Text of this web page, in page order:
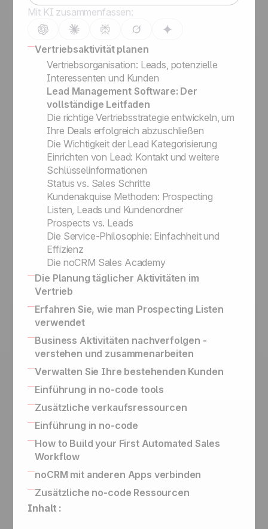
Mit KI zusammenfassen:
Vertriebsaktivität planen
Vertriebsorganisation: Leads, potenzielle
Interessenten und Kunden
Lead Management Software: Der
vollständige Leitfaden
Die richtige Vertriebsstrategie entwickeln, um
Ihre Deals erfolgreich abzuschließen
Die Wichtigkeit der Lead Kategorisierung
Einrichten von Lead: Kontakt und weitere
Schlüsselinformationen
Status vs. Sales Schritte
Kundenakquise Methoden: Prospecting
Listen, Leads und Kundenordner
Prospects vs. Leads
Die Service-Philosophie: Einfachheit und
Effizienz
Die noCRM Sales Academy
Die Planung täglicher Aktivitäten im
Vertrieb
16 CRM Features
Kontakte auf LinkedIn, LinkedIn für
Unternehmen, Werbung
Behalten Sie den Verlauf Ihrer
Kundenaustausche & BCC Email
Konversationen
Erfahren Sie, wie man Prospecting Listen
verwendet
Leitfaden für die Erstellung eines
erfolgreichen Verkaufsskripts zur
Kaltakquise
Visitenkartenscanner-App
Outbound Engine
Verwandeln Sie qualifizierte Interessenten in
Wie Sie Ihre Telefonakquise richtig
organisieren
Business Aktivitäten nachverfolgen -
verstehen und zusammenarbeiten
Activity Based Selling
Ihre Daten für Reporting und Marketing
Zwecke exportieren
Aktivitätsbasierte Vertriebsstrategie
Verwalten Sie Ihre bestehenden Kunden
So funktioniert Upsells und Kundenpflege
Follow- up mit Gewonnenen Leads
Einführung in no-code tools
Eingebaute No-Code-Tools zur Verbindung
Ihres Informationssystems
Vereinfachte API für die Umsetzung von
Geschäftsanwendungsfällen
No-code-Auslöser und Aktionen
Zusätzliche verkaufsressourcen
SPIN Selling
Sales Expert Directory
Einführung in no-code
No-code apps
How to Build your First Automated Sales
Workflow
Automatisierung von Arbeitsabläufen und
Verbesserung der Statistiken mit The Butler
Verbinden Sie noCRM mit Zapier und Make
Wie man eine vollständige E-Mail-
noCRM mit anderen Apps verbinden
Wie Sie noCRM mit Ihrem eigenen
Informationssystem verbinden
Zusätzliche no-code Ressourcen
Inhalt :